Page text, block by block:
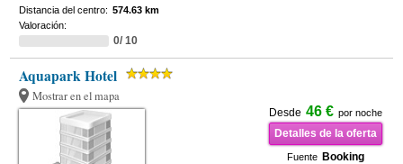
Distancia del centro: 574.63 km
Valoración:
0/ 10
Aquapark Hotel
Mostrar en el mapa
Desde 46 € por noche
Detalles de la oferta
Fuente Booking